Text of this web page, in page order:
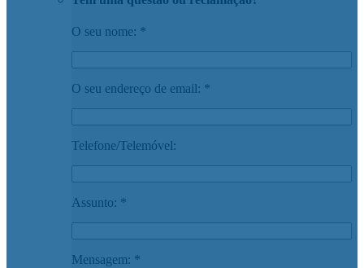
O seu nome: *
O seu endereço de email: *
Telefone/Telemóvel:
Assunto: *
Mensagem: *